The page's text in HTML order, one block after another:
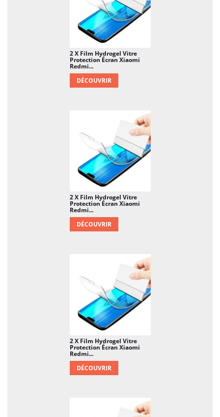
2 X Film Hydrogel Vitre
Protection Écran Xiaomi
Redmi...
DÉCOUVRIR
2 X Film Hydrogel Vitre
Protection Écran Xiaomi
Redmi...
DÉCOUVRIR
2 X Film Hydrogel Vitre
Protection Écran Xiaomi
Redmi...
DÉCOUVRIR